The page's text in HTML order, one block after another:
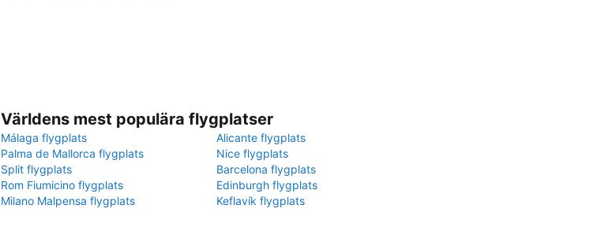
Världens mest populära flygplatser
Málaga flygplats
Alicante flygplats
Palma de Mallorca flygplats
Nice flygplats
Split flygplats
Barcelona flygplats
Rom Fiumicino flygplats
Edinburgh flygplats
Milano Malpensa flygplats
Keflavík flygplats